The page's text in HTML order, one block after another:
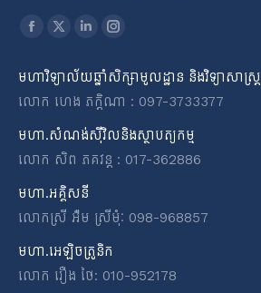
Find us on:
Facebook
opens
in
new
window
X
opens
in
new
window
Linkedin
opens
in
new
window
Instagram
opens
in
new
window
មហាវិទ្យាល័យឆ្នាំសិក្សាមូលដ្ឋាន និងវិទ្យាសាស្ត្
លោក ហេង ភក្តិណា : 097-3733377
មហា.សំណង់ស៊ីវិលនិងស្ថាបត្យកម្ម
លោក សិព ភគវន្ត : 017-362886
មហា.អគ្គិសនី
លោកស្រី អ៉ឹម ស្រីមុំៈ 098-968857
មហា.អេឡិចត្រូនិក
លោក រឿង ថៃ: 010-952178